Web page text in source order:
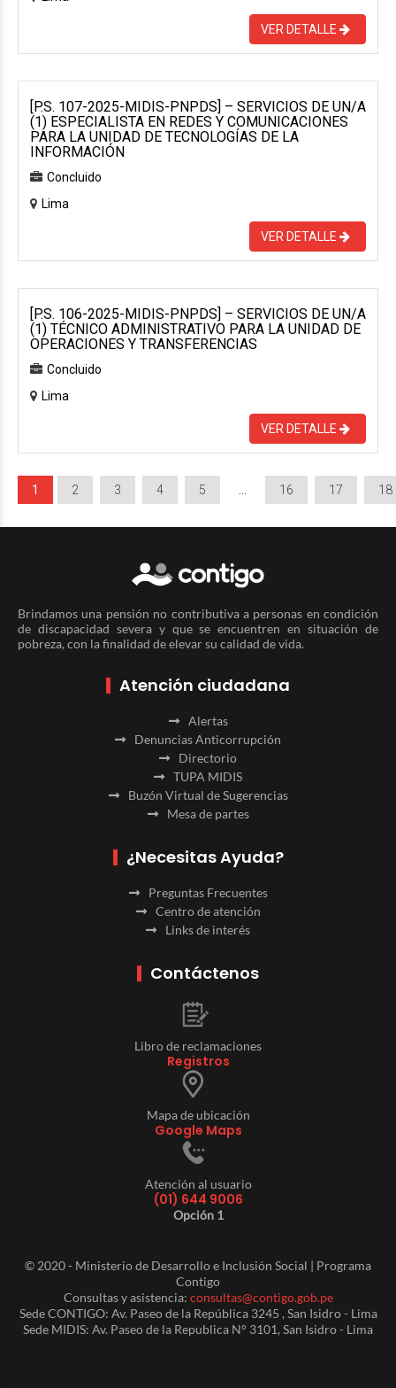
VER DETALLE
[P.S. 107-2025-MIDIS-PNPDS] – SERVICIOS DE UN/A
(1) ESPECIALISTA EN REDES Y COMUNICACIONES
PARA LA UNIDAD DE TECNOLOGÍAS DE LA
INFORMACIÓN
Concluido
Lima
VER DETALLE
[P.S. 106-2025-MIDIS-PNPDS] – SERVICIOS DE UN/A
(1) TÉCNICO ADMINISTRATIVO PARA LA UNIDAD DE
OPERACIONES Y TRANSFERENCIAS
Concluido
Lima
VER DETALLE
1 2 3 4 5 16 17 18
Brindamos una pensión no contributiva a personas en condición
de discapacidad severa y que se encuentren en situación de
pobreza, con la finalidad de elevar su calidad de vida.
Atención ciudadana
Alertas
Denuncias Anticorrupción
Directorio
TUPA MIDIS
Buzón Virtual de Sugerencias
Mesa de partes
¿Necesitas Ayuda?
Preguntas Frecuentes
Centro de atención
Links de interés
Contáctenos
Libro de reclamaciones
Registros
Mapa de ubicación
Google Maps
Atención al usuario
(01) 644 9006
Opción 1
© 2020 - Ministerio de Desarrollo e Inclusión Social | Programa
Contigo
Consultas y asistencia: consultas@contigo.gob.pe
Sede CONTIGO: Av. Paseo de la República 3245 , San Isidro - Lima
Sede MIDIS: Av. Paseo de la Republica N° 3101, San Isidro - Lima